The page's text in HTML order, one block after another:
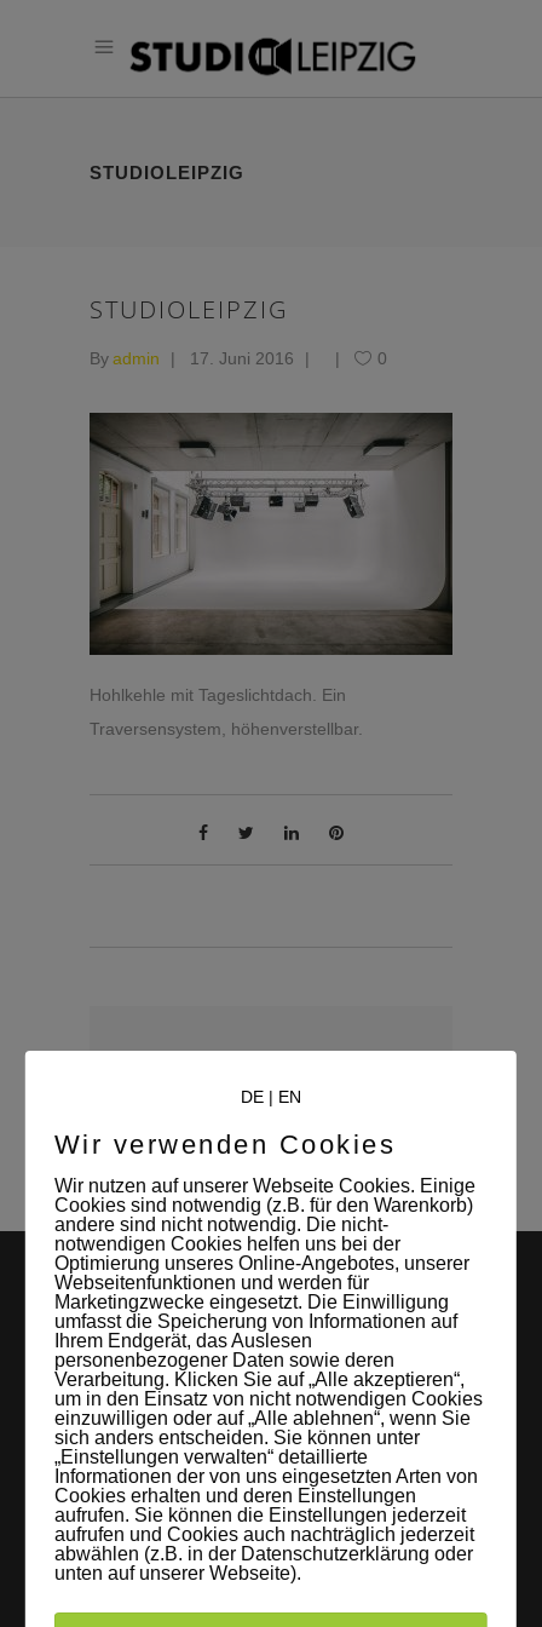
STUDIOLEIPZIG
STUDIOLEIPZIG
Byadmin 17. Juni 2016 0
Hohlkehle mit Tageslichtdach. Ein
Traversensystem, höhenverstellbar.
LEIPZIGS MIETSTUDIO
Hier lassen sich Foto- und Videoproduktionen aller Art in
entspannter Loftatmosphäre realisieren. Alles da, was man
braucht: Technik, Platz, Couch und Kaffee. Folgt uns!
DE| EN
Wir verwenden Cookies
Wir nutzen auf unserer Webseite Cookies. Einige
Cookies sind notwendig (z.B. für den Warenkorb)
andere sind nicht notwendig. Die nicht-
notwendigen Cookies helfen uns bei der
Optimierung unseres Online-Angebotes, unserer
Webseitenfunktionen und werden für
Marketingzwecke eingesetzt. Die Einwilligung
umfasst die Speicherung von Informationen auf
Ihrem Endgerät, das Auslesen
personenbezogener Daten sowie deren
Verarbeitung. Klicken Sie auf „Alle akzeptieren“,
um in den Einsatz von nicht notwendigen Cookies
einzuwilligen oder auf „Alle ablehnen“, wenn Sie
sich anders entscheiden. Sie können unter
„Einstellungen verwalten“ detaillierte
Informationen der von uns eingesetzten Arten von
Cookies erhalten und deren Einstellungen
aufrufen. Sie können die Einstellungen jederzeit
aufrufen und Cookies auch nachträglich jederzeit
abwählen (z.B. in der Datenschutzerklärung oder
unten auf unserer Webseite).